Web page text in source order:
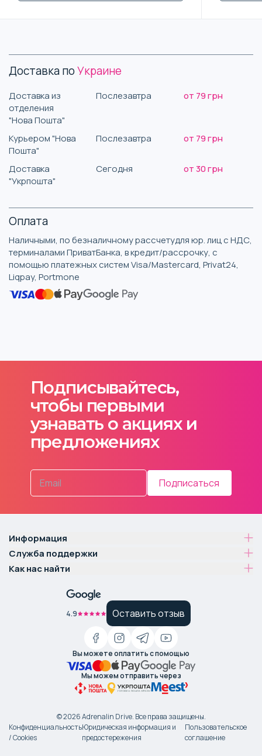
Доставка поУкраине
Доставка из
отделения
"Нова Пошта"
Послезавтра от 79 грн
Курьером "Нова
Пошта"
Послезавтра от 79 грн
Доставка
"Укрпошта"
Сегодня от 30 грн
Оплата
Наличными, по безналичному рассчетудля юр. лиц с НДС,
терминалами ПриватБанка, в кредит/рассрочку, с
помощью платежных систем Visa/Mastercard, Privat24,
Liqpay, Portmone
Подписывайтесь,
чтобы первыми
узнавать о акциях и
предложениях
Подписаться
Информация
Служба поддержки
Как нас найти
4.9 Оставить отзыв
Вы можете оплатить с помощью
Мы можем отправить через
©2026Adrenalin Drive. Все права защищены.
Конфиденциальность
/ Cookies
Юридическая информация и
предостережения
Пользовательское
соглашение